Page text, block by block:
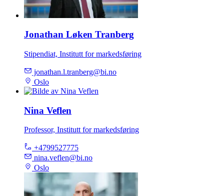
Jonathan Løken Tranberg
Stipendiat, Institutt for markedsføring
jonathan.l.tranberg@bi.no
Oslo
Nina Veflen
Professor, Institutt for markedsføring
+4799527775
nina.veflen@bi.no
Oslo